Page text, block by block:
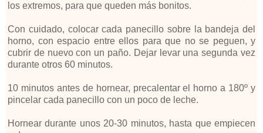
los extremos, para que queden más bonitos.
Con cuidado, colocar cada panecillo sobre la bandeja del
horno, con espacio entre ellos para que no se peguen, y
cubrir de nuevo con un paño. Dejar levar una segunda vez
durante otros 60 minutos.
10 minutos antes de hornear, precalentar el horno a 180º y
pincelar cada panecillo con un poco de leche.
Hornear durante unos 20-30 minutos, hasta que empiecen